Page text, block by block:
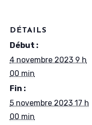
DÉTAILS
Début :
4 novembre 2023 9 h
00 min
Fin :
5 novembre 2023 17 h
00 min